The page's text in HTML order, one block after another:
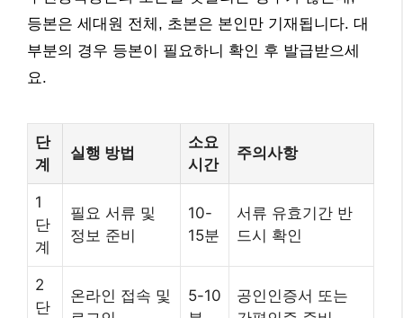
등본은 세대원 전체, 초본은 본인만 기재됩니다. 대
부분의 경우 등본이 필요하니 확인 후 발급받으세
요.
단
계
실행 방법
소요
시간
주의사항
1
단
계
필요 서류 및
정보 준비
10-
15분
서류 유효기간 반
드시 확인
2
단
온라인 접속 및
5-10
공인인증서 또는